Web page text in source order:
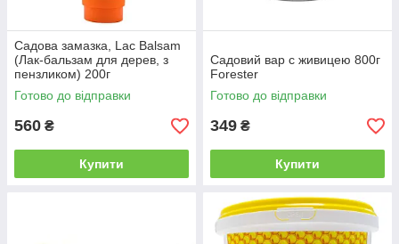
Обробка зрізів після обрізки дерев та кущів.
Закриття ран після механічних пошкоджень
(тріщини, відлам гілок).
Захист місць щеплення.
Обробка пошкоджень після морозів чи сонячних
Переваги використання садового вару
ефективний захист від інфекцій та шкідників;
Садова замазка, Lac Balsam
(Лак-бальзам для дерев, з
пензликом) 200г
Готово до відправки
560 ₴
Купити
Садовий вар c живицею 800г
Forester
Готово до відправки
349 ₴
Купити